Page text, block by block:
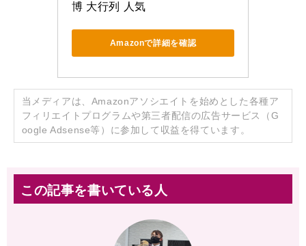
博 大行列 人気
Amazonで詳細を確認
当メディアは、Amazonアソシエイトを始めとした各種ア
フィリエイトプログラムや第三者配信の広告サービス（G
oogle Adsense等）に参加して収益を得ています。
この記事を書いている人